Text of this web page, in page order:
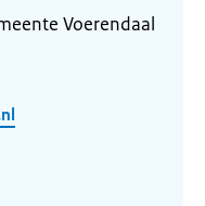
Voerendaal